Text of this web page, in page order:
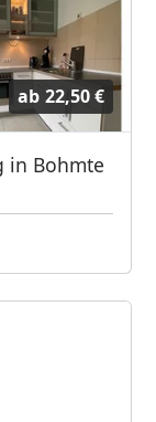
ab 22,50 €
in Bohmte